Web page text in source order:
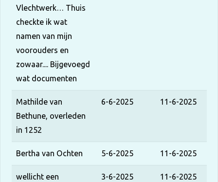
Vlechtwerk… Thuis
checkte ik wat
namen van mijn
voorouders en
zowaar.... Bijgevoegd
wat documenten
Mathilde van
Bethune, overleden
in 1252
6-6-2025 11-6-2025
Bertha van Ochten 5-6-2025 11-6-2025
wellicht een
3-6-2025 11-6-2025